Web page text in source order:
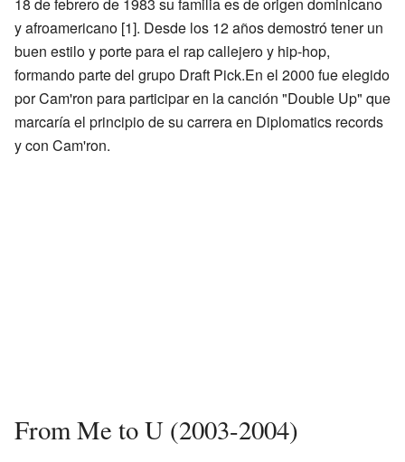
y afroamericano [1]. Desde los 12 años demostró tener un
buen estilo y porte para el rap callejero y hip-hop,
formando parte del grupo Draft Pick.En el 2000 fue elegido
por Cam'ron para participar en la canción "Double Up" que
marcaría el principio de su carrera en Diplomatics records
y con Cam'ron.
From Me to U (2003-2004)